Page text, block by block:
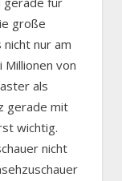
große
nur am
Millionen von
als
gerade mit
wichtig.
nicht